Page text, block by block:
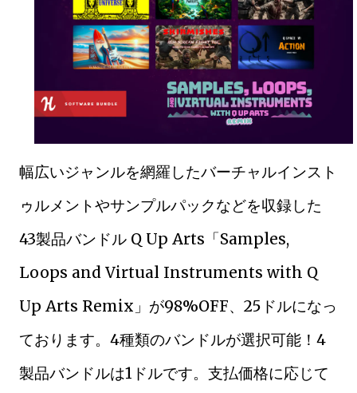
幅広いジャンルを網羅したバーチャルインスト
ゥルメントやサンプルパックなどを収録した
43製品バンドル Q Up Arts「Samples,
Loops and Virtual Instruments with Q
Up Arts Remix」が98%OFF、25ドルになっ
ております。4種類のバンドルが選択可能！4
製品バンドルは1ドルです。支払価格に応じて